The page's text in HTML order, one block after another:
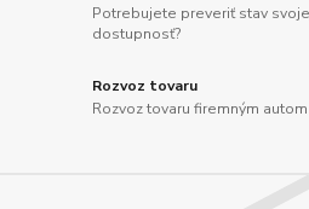
Potrebujete preveriť stav
dostupnosť?
Rozvoz tovaru
Rozvoz tovaru firemným